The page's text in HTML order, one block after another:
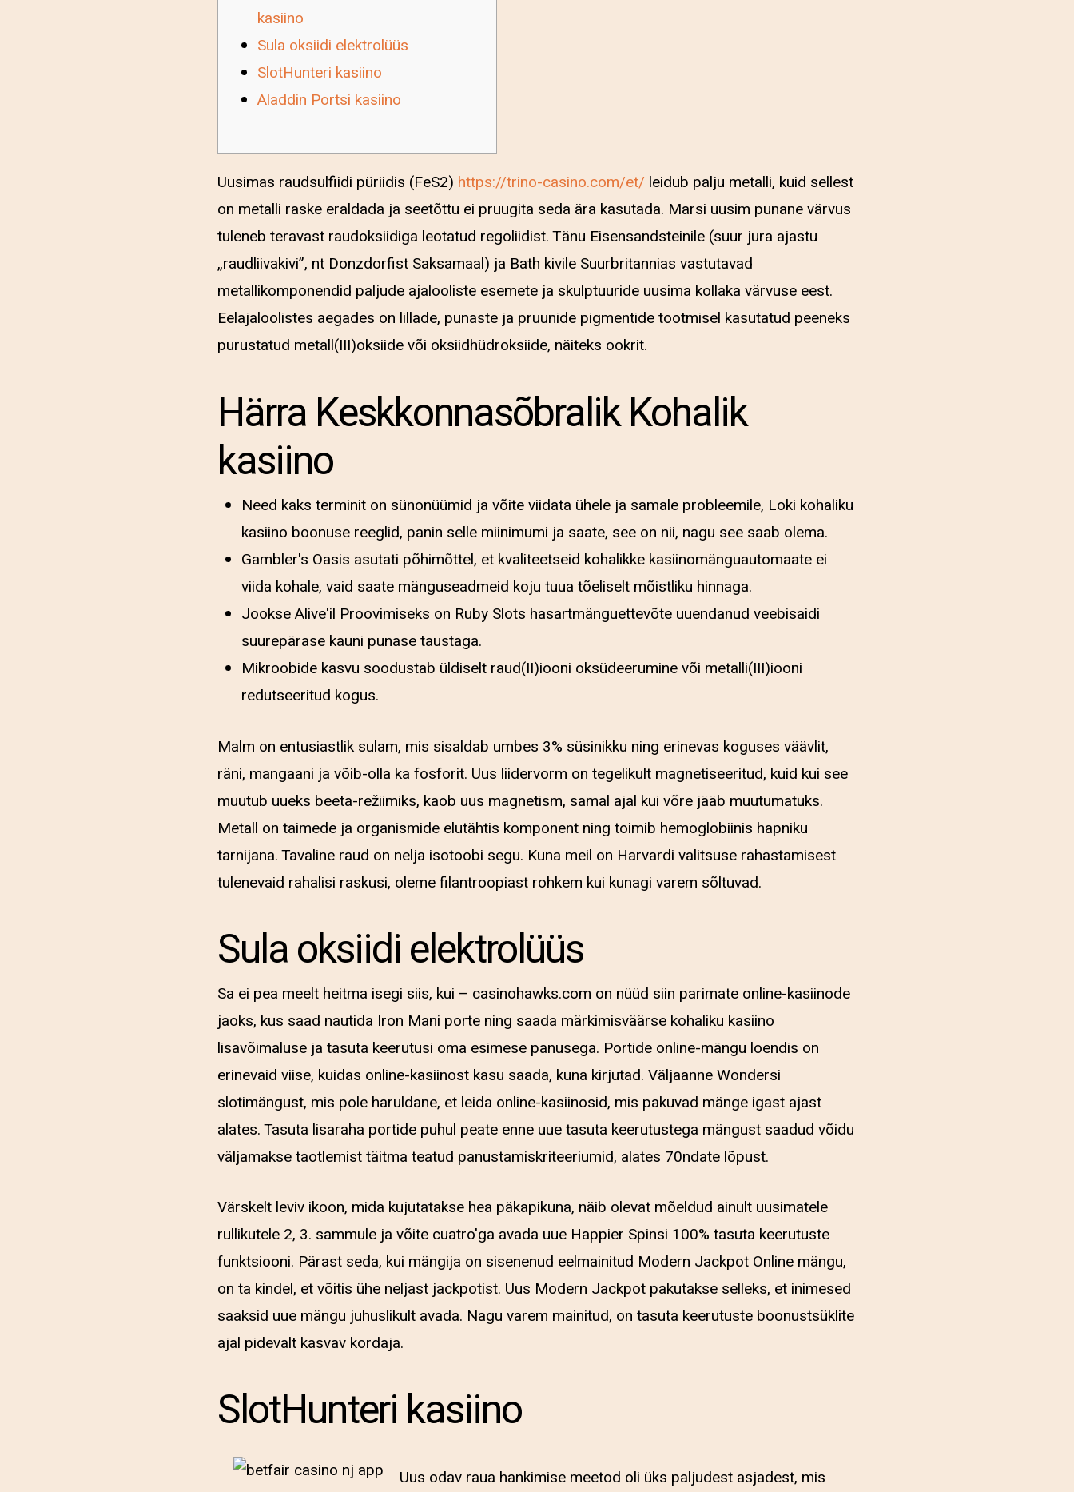
kasiino
Sula oksiidi elektrolüüs
SlotHunteri kasiino
Aladdin Portsi kasiino
Uusimas raudsulfiidi püriidis (FeS2) https://trino-casino.com/et/ leidub palju metalli, kuid sellest
on metalli raske eraldada ja seetõttu ei pruugita seda ära kasutada. Marsi uusim punane värvus
tuleneb teravast raudoksiidiga leotatud regoliidist.Tänu Eisensandsteinile (suur jura ajastu
„raudliivakivi”, nt Donzdorfist Saksamaal) ja Bath kivile Suurbritannias vastutavad
metallikomponendid paljude ajalooliste esemete ja skulptuuride uusima kollaka värvuse eest.
Eelajaloolistes aegades on lillade, punaste ja pruunide pigmentide tootmisel kasutatud peeneks
purustatud metall(III)oksiide või oksiidhüdroksiide, näiteks ookrit.
Härra Keskkonnasõbralik Kohalik
kasiino
Need kaks terminit on sünonüümid ja võite viidata ühele ja samale probleemile, Loki kohaliku
kasiino boonuse reeglid, panin selle miinimumi ja saate, see on nii, nagu see saab olema.
Gambler's Oasis asutati põhimõttel, et kvaliteetseid kohalikke kasiinomänguautomaate ei
viida kohale, vaid saate mänguseadmeid koju tuua tõeliselt mõistliku hinnaga.
Jookse Alive'il Proovimiseks on Ruby Slots hasartmänguettevõte uuendanud veebisaidi
suurepärase kauni punase taustaga.
Mikroobide kasvu soodustab üldiselt raud(II)iooni oksüdeerumine või metalli(III)iooni
redutseeritud kogus.
Malm on entusiastlik sulam, mis sisaldab umbes 3% süsinikku ning erinevas koguses väävlit,
räni, mangaani ja võib-olla ka fosforit. Uus liidervorm on tegelikult magnetiseeritud, kuid kui see
muutub uueks beeta-režiimiks, kaob uus magnetism, samal ajal kui võre jääb muutumatuks.
Metall on taimede ja organismide elutähtis komponent ning toimib hemoglobiinis hapniku
tarnijana. Tavaline raud on nelja isotoobi segu. Kuna meil on Harvardi valitsuse rahastamisest
tulenevaid rahalisi raskusi, oleme filantroopiast rohkem kui kunagi varem sõltuvad.
Sula oksiidi elektrolüüs
Sa ei pea meelt heitma isegi siis, kui – casinohawks.com on nüüd siin parimate online-kasiinode
jaoks, kus saad nautida Iron Mani porte ning saada märkimisväärse kohaliku kasiino
lisavõimaluse ja tasuta keerutusi oma esimese panusega. Portide online-mängu loendis on
erinevaid viise, kuidas online-kasiinost kasu saada, kuna kirjutad. Väljaanne Wondersi
slotimängust, mis pole haruldane, et leida online-kasiinosid, mis pakuvad mänge igast ajast
alates. Tasuta lisaraha portide puhul peate enne uue tasuta keerutustega mängust saadud võidu
väljamakse taotlemist täitma teatud panustamiskriteeriumid, alates 70ndate lõpust.
Värskelt leviv ikoon, mida kujutatakse hea päkapikuna, näib olevat mõeldud ainult uusimatele
rullikutele 2, 3. sammule ja võite cuatro'ga avada uue Happier Spinsi 100% tasuta keerutuste
funktsiooni. Pärast seda, kui mängija on sisenenud eelmainitud Modern Jackpot Online mängu,
on ta kindel, et võitis ühe neljast jackpotist. Uus Modern Jackpot pakutakse selleks, et inimesed
saaksid uue mängu juhuslikult avada. Nagu varem mainitud, on tasuta keerutuste boonustsüklite
ajal pidevalt kasvav kordaja.
SlotHunteri kasiino
Uus odav raua hankimise meetod oli üks paljudest asjadest, mis